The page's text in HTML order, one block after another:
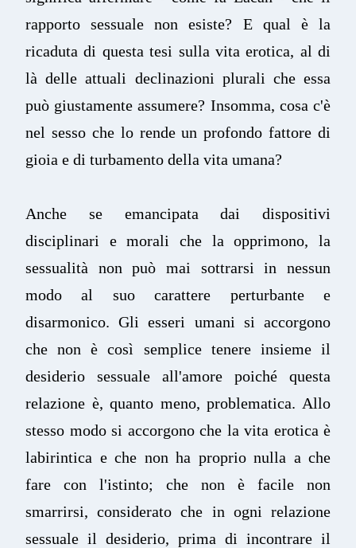
rapporto sessuale non esiste? E qual è la
ricaduta di questa tesi sulla vita erotica, al di
là delle attuali declinazioni plurali che essa
può giustamente assumere? Insomma, cosa c'è
nel sesso che lo rende un profondo fattore di
gioia e di turbamento della vita umana?
Anche se emancipata dai dispositivi
disciplinari e morali che la opprimono, la
sessualità non può mai sottrarsi in nessun
modo al suo carattere perturbante e
disarmonico. Gli esseri umani si accorgono
che non è così semplice tenere insieme il
desiderio sessuale all'amore poiché questa
relazione è, quanto meno, problematica. Allo
stesso modo si accorgono che la vita erotica è
labirintica e che non ha proprio nulla a che
fare con l'istinto; che non è facile non
smarrirsi, considerato che in ogni relazione
sessuale il desiderio, prima di incontrare il